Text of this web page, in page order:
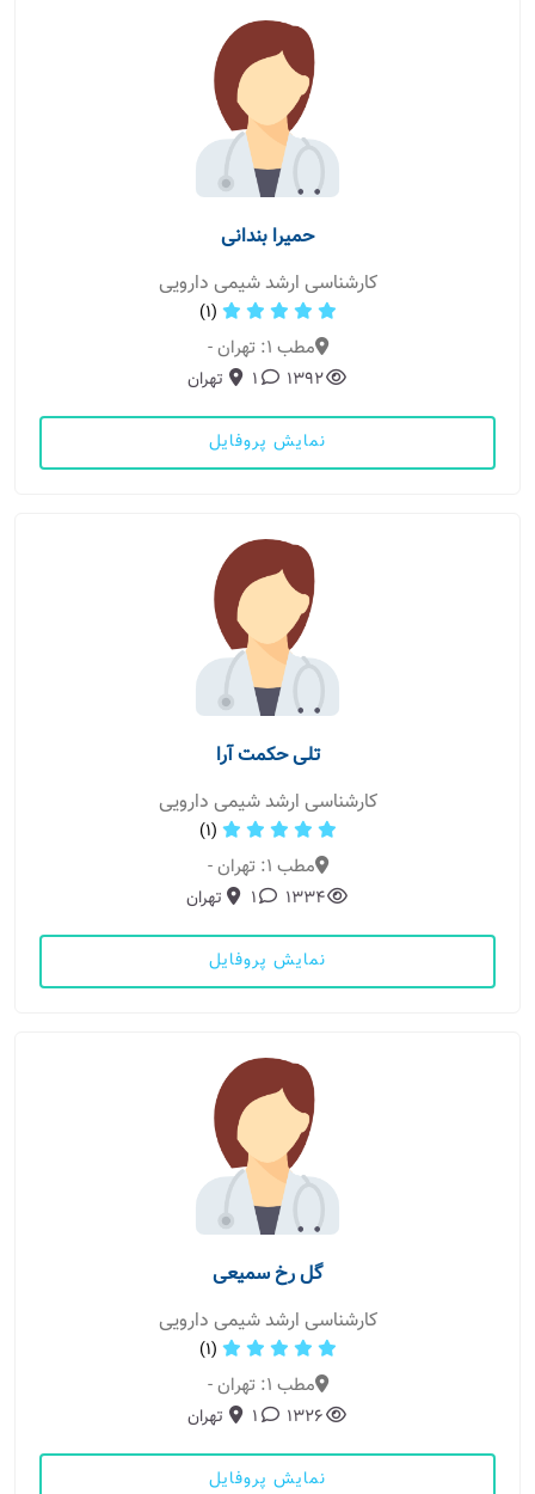
حمیرا بندانی
کارشناسی ارشد شیمی دارویی
(1)
مطب 1: تهران -
1392
1 تهران
نمایش پروفایل
تلی حکمت آرا
کارشناسی ارشد شیمی دارویی
(1)
مطب 1: تهران -
1334
1 تهران
نمایش پروفایل
گل رخ سمیعی
کارشناسی ارشد شیمی دارویی
(1)
مطب 1: تهران -
1326
1 تهران
نمایش پروفایل